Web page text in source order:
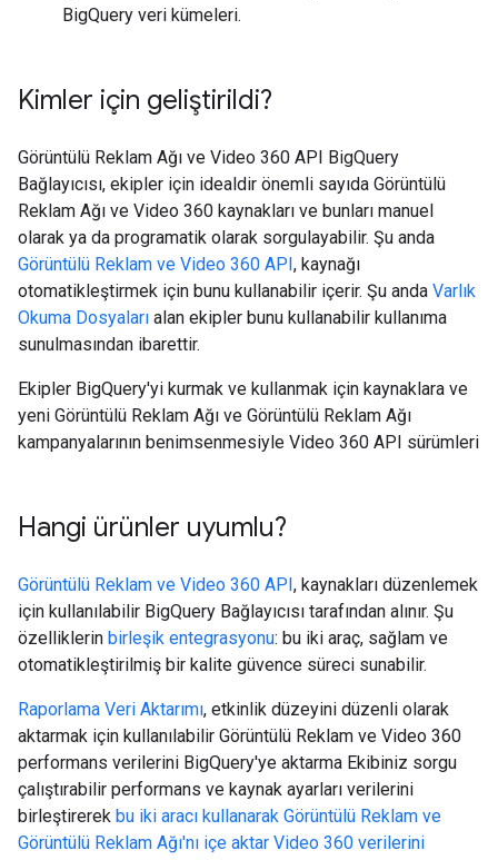
BigQuery veri kümeleri.
Kimler için geliştirildi?
Görüntülü Reklam Ağı ve Video 360 API BigQuery
Bağlayıcısı, ekipler için idealdir önemli sayıda Görüntülü
Reklam Ağı ve Video 360 kaynakları ve bunları manuel
olarak ya da programatik olarak sorgulayabilir. Şu anda
Görüntülü Reklam ve Video 360 API, kaynağı
otomatikleştirmek için bunu kullanabilir içerir. Şu anda Varlık
Okuma Dosyaları alan ekipler bunu kullanabilir kullanıma
sunulmasından ibarettir.
Ekipler BigQuery'yi kurmak ve kullanmak için kaynaklara ve
yeni Görüntülü Reklam Ağı ve Görüntülü Reklam Ağı
kampanyalarının benimsenmesiyle Video 360 API sürümleri
Hangi ürünler uyumlu?
Görüntülü Reklam ve Video 360 API, kaynakları düzenlemek
için kullanılabilir BigQuery Bağlayıcısı tarafından alınır. Şu
özelliklerin birleşik entegrasyonu: bu iki araç, sağlam ve
otomatikleştirilmiş bir kalite güvence süreci sunabilir.
Raporlama Veri Aktarımı, etkinlik düzeyini düzenli olarak
aktarmak için kullanılabilir Görüntülü Reklam ve Video 360
performans verilerini BigQuery'ye aktarma Ekibiniz sorgu
çalıştırabilir performans ve kaynak ayarları verilerini
birleştirerek bu iki aracı kullanarak Görüntülü Reklam ve
Görüntülü Reklam Ağı'nı içe aktar Video 360 verilerini